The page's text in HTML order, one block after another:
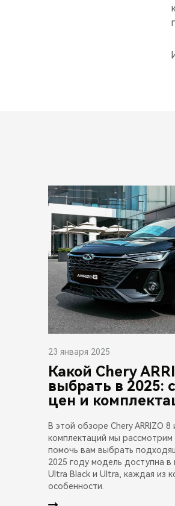
23 января 2025
Какой Chery
выбрать в 2025:
цен и
В этой обзоре Chery ARRIZO 8
комплектаций мы
помочь вам выбрать
2025 году модель доступна в
Ultra Black и Ultra, каждая из
особенности.